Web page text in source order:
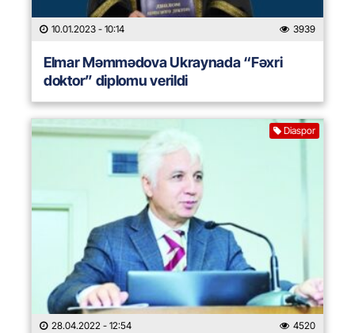
10.01.2023 - 10:14 3939
Elmar Məmmədova Ukraynada “Fəxri
doktor” diplomu verildi
Diaspor
28.04.2022 - 12:54 4520